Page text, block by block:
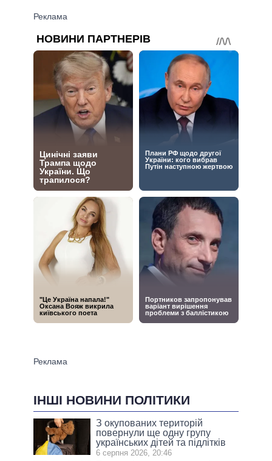
ІНШІ НОВИНИ ПОЛІТИКИ
З окупованих територій
повернули ще одну групу
українських дітей та підлітків
6 серпня 2026, 20:46